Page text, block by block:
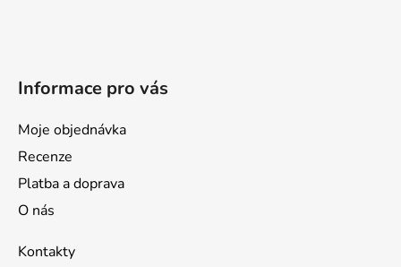
Informace pro vás
Moje objednávka
Recenze
Platba a doprava
O nás
Kontakty